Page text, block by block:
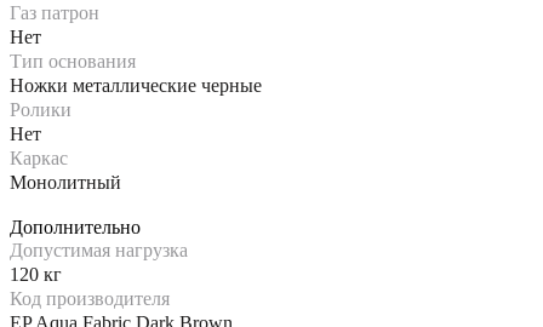
Газ патрон
Нет
Тип основания
Ножки металлические черные
Ролики
Нет
Каркас
Монолитный
Дополнительно
Допустимая нагрузка
120 кг
Код производителя
EP Aqua Fabric Dark Brown